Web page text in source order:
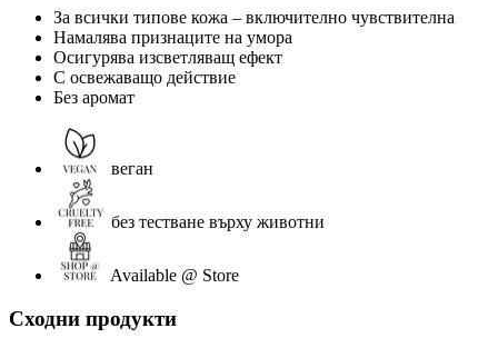
За всички типове кожа – включително чувствителна
Намалява признаците на умора
Осигурява изсветляващ ефект
С освежаващо действие
Без аромат
веган
без тестване върху животни
Available @ Store
Сходни продукти